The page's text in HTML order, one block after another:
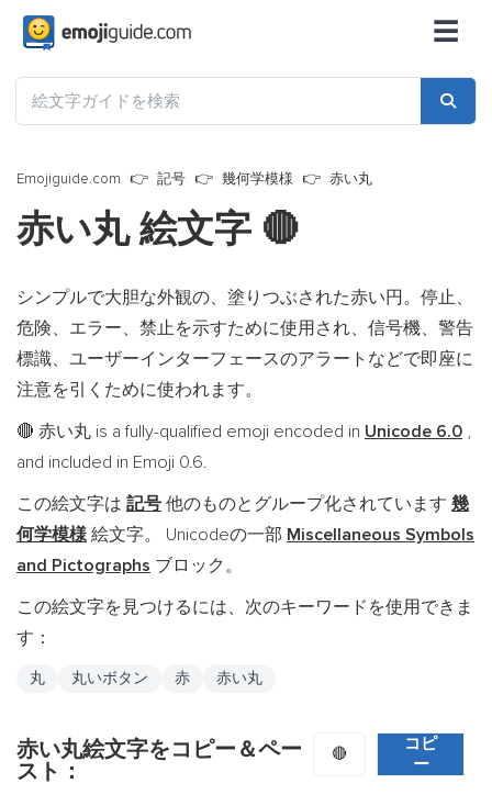
☰
Emojiguide.com 記号 幾何学模様 赤い丸
赤い丸 絵文字 🔴
シンプルで大胆な外観の、塗りつぶされた赤い円。停止、
危険、エラー、禁止を示すために使用され、信号機、警告
標識、ユーザーインターフェースのアラートなどで即座に
注意を引くために使われます。
🔴 赤い丸 is a fully-qualified emoji encoded in Unicode 6.0 ,
and included in Emoji 0.6.
この絵文字は 記号 他のものとグループ化されています 幾
何学模様絵文字。 Unicodeの一部 Miscellaneous Symbols
and Pictographs ブロック。
この絵文字を見つけるには、次のキーワードを使用できま
す：
丸 丸いボタン 赤 赤い丸
赤い丸絵文字をコピー＆ペー
スト：
🔴
コピ
ー